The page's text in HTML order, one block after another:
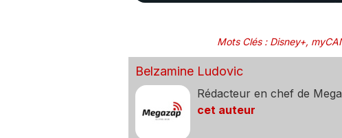
Mots Clés: Disney+,
Belzamine Ludovic
Rédacteur en chef de
cet auteur